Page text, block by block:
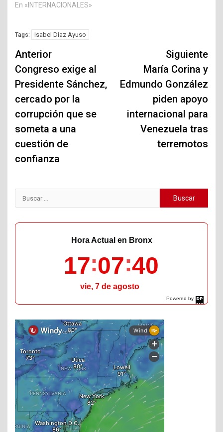
En «INTERNACIONALES»
Tags: Isabel Díaz Ayuso
Navegación
de
entradas
Anterior
Congreso exige al
Presidente Sánchez,
cercado por la
corrupción que se
someta a una
cuestión de
confianza
Siguiente
María Corina y
Edmundo González
piden apoyo
internacional para
Venezuela tras
terremotos
Buscar:
Powered by
DaysPedia.com
Hora Actual en Bronx
17 07 41
vie, 7 de agosto